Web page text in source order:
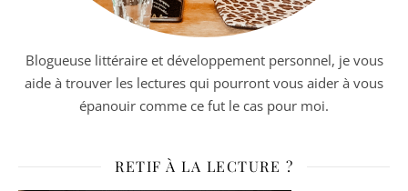
Blogueuse littéraire et développement personnel, je vous
aide à trouver les lectures qui pourront vous aider à vous
épanouir comme ce fut le cas pour moi.
RETIF À LA LECTURE ?